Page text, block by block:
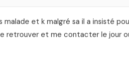
malade et k malgré sa il a insisté
retrouver et me contacter le jour